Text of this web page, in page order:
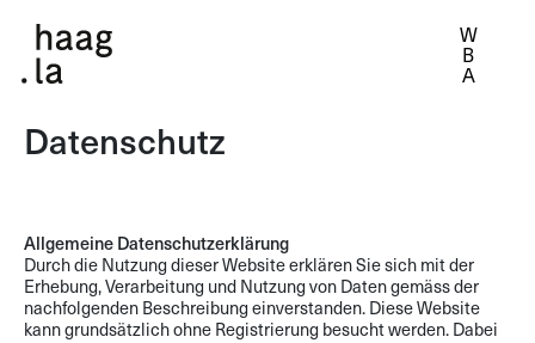
Datenschutz
Allgemeine Datenschutzerklärung
Durch die Nutzung dieser Website erklären Sie sich mit der
Erhebung, Verarbeitung und Nutzung von Daten gemäss der
nachfolgenden Beschreibung einverstanden. Diese Website
kann grundsätzlich ohne Registrierung besucht werden. Dabei